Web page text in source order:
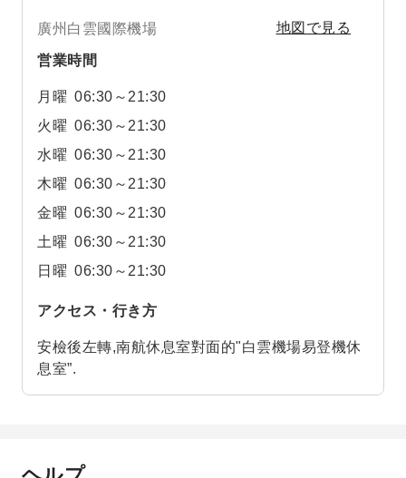
廣州白雲國際機場 地図で見る
営業時間
月曜 06:30～21:30
火曜 06:30～21:30
水曜 06:30～21:30
木曜 06:30～21:30
金曜 06:30～21:30
土曜 06:30～21:30
日曜 06:30～21:30
アクセス・行き方
安檢後左轉,南航休息室對面的"白雲機場易登機休
息室”.